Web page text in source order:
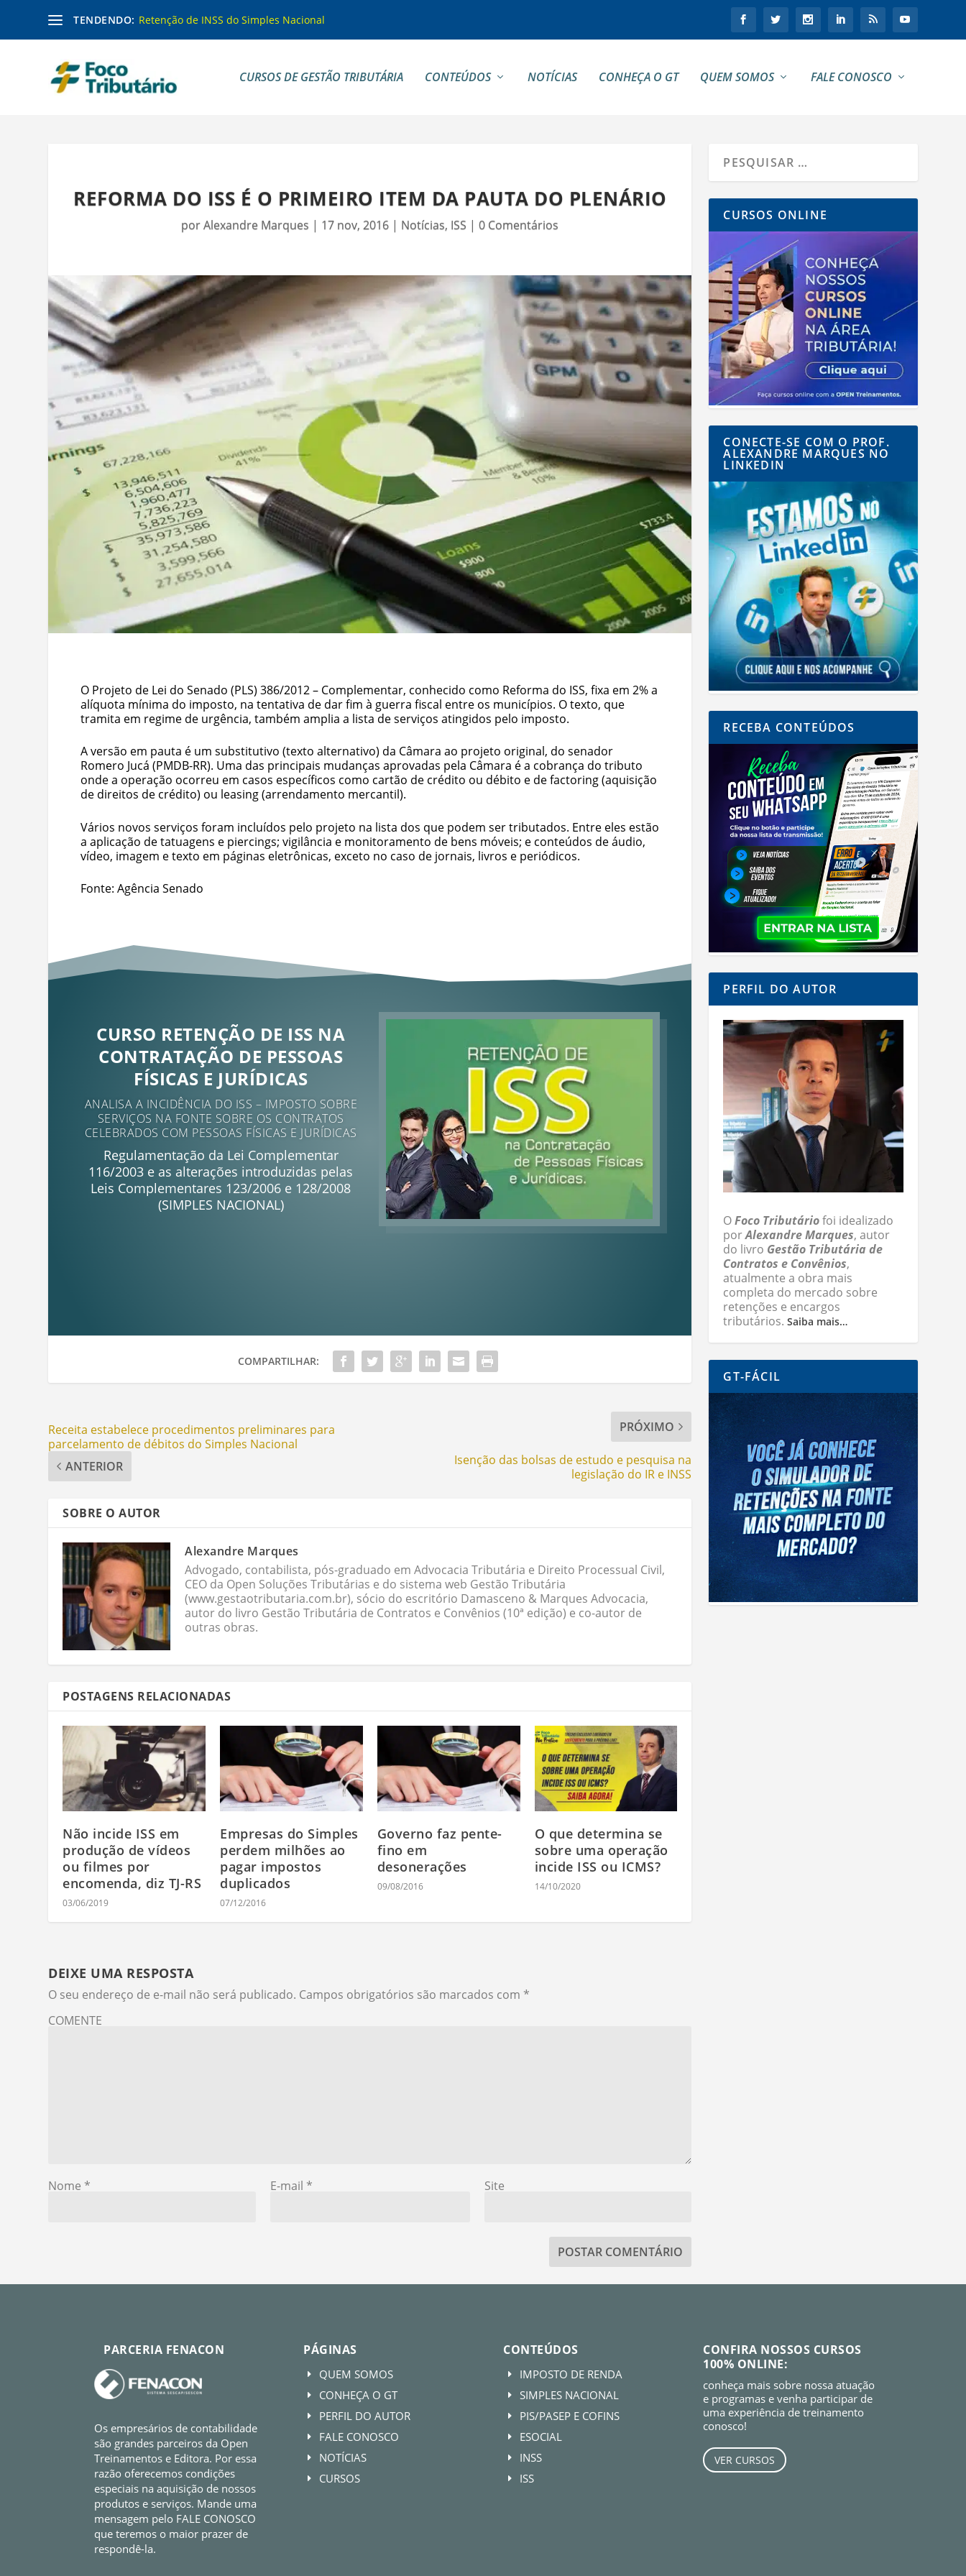
TENDENDO: Retenção de INSS do Simples Nacional
CURSOS DE GESTÃO TRIBUTÁRIA CONTEÚDOS NOTÍCIAS CONHEÇA O GT QUEM SOMOS FALE CONOSCO
REFORMA DO ISS É O PRIMEIRO ITEM DA PAUTA DO PLENÁRIO
porAlexandre Marques | 17 nov, 2016 | Notícias, ISS |0 Comentários
O Projeto de Lei do Senado (PLS) 386/2012 – Complementar, conhecido como Reforma do ISS, fixa em 2% a
alíquota mínima do imposto, na tentativa de dar fim à guerra fiscal entre os municípios. O texto, que
tramita em regime de urgência, também amplia a lista de serviços atingidos pelo imposto.
A versão em pauta é um substitutivo (texto alternativo) da Câmara ao projeto original, do senador
Romero Jucá (PMDB-RR). Uma das principais mudanças aprovadas pela Câmara é a cobrança do tributo
onde a operação ocorreu em casos específicos como cartão de crédito ou débito e de factoring (aquisição
de direitos de crédito) ou leasing (arrendamento mercantil).
Vários novos serviços foram incluídos pelo projeto na lista dos que podem ser tributados. Entre eles estão
a aplicação de tatuagens e piercings; vigilância e monitoramento de bens móveis; e conteúdos de áudio,
vídeo, imagem e texto em páginas eletrônicas, exceto no caso de jornais, livros e periódicos.
Fonte: Agência Senado
CURSO RETENÇÃO DE ISS NA
CONTRATAÇÃO DE PESSOAS
FÍSICAS E JURÍDICAS
ANALISA A INCIDÊNCIA DO ISS – IMPOSTO SOBRE
SERVIÇOS NA FONTE SOBRE OS CONTRATOS
CELEBRADOS COM PESSOAS FÍSICAS E JURÍDICAS
Regulamentação da Lei Complementar
116/2003 e as alterações introduzidas pelas
Leis Complementares 123/2006 e 128/2008
(SIMPLES NACIONAL)
COMPARTILHAR:
Receita estabelece procedimentos preliminares para
parcelamento de débitos do Simples Nacional
ANTERIOR
PRÓXIMO
Isenção das bolsas de estudo e pesquisa na
legislação do IR e INSS
SOBRE O AUTOR
Alexandre Marques
Advogado, contabilista, pós-graduado em Advocacia Tributária e Direito Processual Civil,
CEO da Open Soluções Tributárias e do sistema web Gestão Tributária
(www.gestaotributaria.com.br), sócio do escritório Damasceno & Marques Advocacia,
autor do livro Gestão Tributária de Contratos e Convênios (10ª edição) e co-autor de
outras obras.
POSTAGENS RELACIONADAS
Não incide ISS em
produção de vídeos
ou filmes por
encomenda, diz TJ-RS
03/06/2019
Empresas do Simples
perdem milhões ao
pagar impostos
duplicados
07/12/2016
Governo faz pente-
fino em
desonerações
09/08/2016
O que determina se
sobre uma operação
incide ISS ou ICMS?
14/10/2020
DEIXE UMA RESPOSTA
O seu endereço de e-mail não será publicado. Campos obrigatórios são marcados com *
COMENTE
Nome * E-mail * Site
CURSOS ONLINE
CONECTE-SE COM O PROF.
ALEXANDRE MARQUES NO
LINKEDIN
RECEBA CONTEÚDOS
PERFIL DO AUTOR
OFoco Tributáriofoi idealizado
porAlexandre Marques, autor
do livro Gestão Tributária de
Contratos e Convênios,
atualmente a obra mais
completa do mercado sobre
retenções e encargos
tributários.Saiba mais…
GT-FÁCIL
PARCERIA FENACON
Os empresários de contabilidade
são grandes parceiros da Open
Treinamentos e Editora. Por essa
razão oferecemos condições
especiais na aquisição de nossos
produtos e serviços. Mande uma
mensagem pelo FALE CONOSCO
que teremos o maior prazer de
respondê-la.
PÁGINAS
E QUEM SOMOS
E CONHEÇA O GT
E PERFIL DO AUTOR
E FALE CONOSCO
E NOTÍCIAS
E CURSOS
CONTEÚDOS
E IMPOSTO DE RENDA
E SIMPLES NACIONAL
E PIS/PASEP E COFINS
E ESOCIAL
E INSS
E ISS
CONFIRA NOSSOS CURSOS
100% ONLINE:
conheça mais sobre nossa atuação
e programas e venha participar de
uma experiência de treinamento
conosco!
VER CURSOS